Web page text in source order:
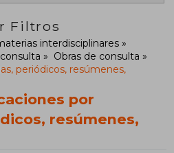
Filtros
interdisciplinares
Obras de consulta
periódicos, resúmenes,
por
resúmenes,